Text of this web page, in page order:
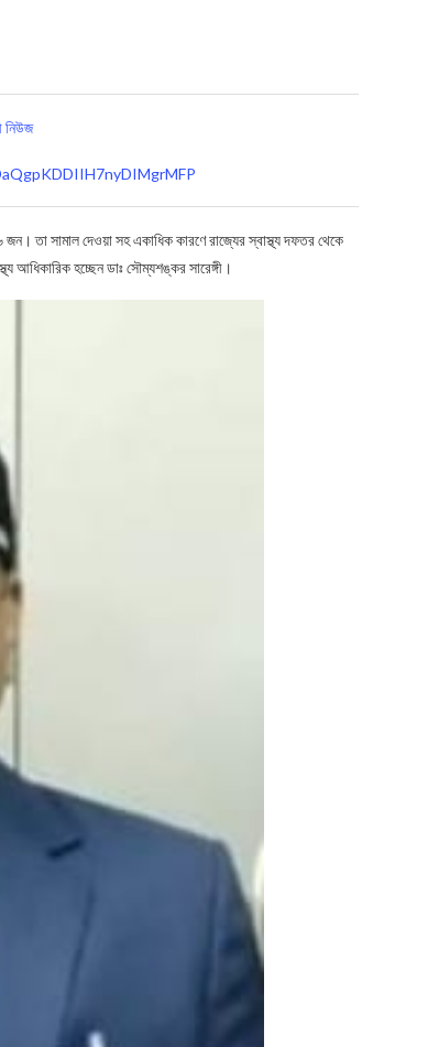
নিউজ
জন। তা সামাল দেওয়া সহ একাধিক কারণে রাজ্যের স্বাস্থ্য দফতর থেকে
আধিকারিক হচ্ছেন ডাঃ সৌম্যশঙ্কর সারেঙ্গী।